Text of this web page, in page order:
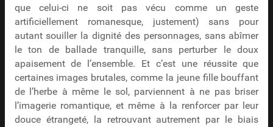
que celui-ci ne soit pas vécu comme un geste
artificiellement romanesque, justement) sans pour
autant souiller la dignité des personnages, sans abîmer
le ton de ballade tranquille, sans perturber le doux
apaisement de l’ensemble. Et c’est une réussite que
certaines images brutales, comme la jeune fille bouffant
de l’herbe à même le sol, parviennent à ne pas briser
l’imagerie romantique, et même à la renforcer par leur
douce étrangeté, la retrouvant autrement par le biais